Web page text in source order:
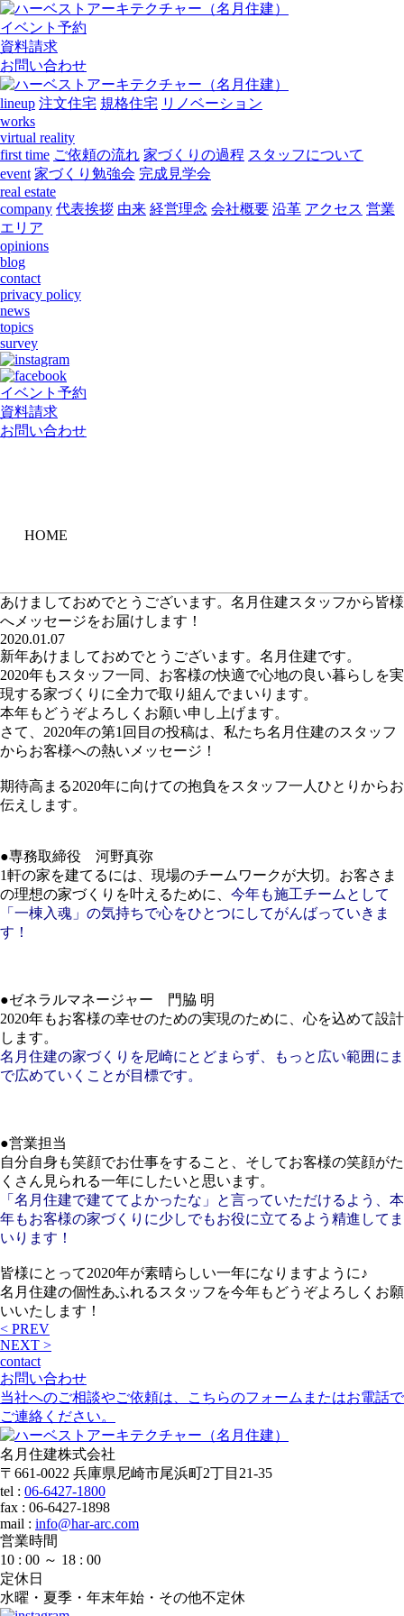
イベント予約
資料請求
お問い合わせ
lineup 注文住宅 規格住宅 リノベーション
works
virtual reality
first time ご依頼の流れ 家づくりの過程 スタッフについて
event 家づくり勉強会 完成見学会
real estate
company 代表挨拶 由来 経営理念 会社概要 沿革 アクセス 営業
エリア
opinions
blog
contact
privacy policy
news
topics
survey
イベント予約
資料請求
お問い合わせ
HOME
あけましておめでとうございます。名月住建スタッフから皆様
へメッセージをお届けします！
2020.01.07
新年あけましておめでとうございます。名月住建です。
2020年もスタッフ一同、お客様の快適で心地の良い暮らしを実
現する家づくりに全力で取り組んでまいります。
本年もどうぞよろしくお願い申し上げます。
さて、2020年の第1回目の投稿は、私たち名月住建のスタッフ
からお客様への熱いメッセージ！
期待高まる2020年に向けての抱負をスタッフ一人ひとりからお
伝えします。
●専務取締役 河野真弥
1軒の家を建てるには、現場のチームワークが大切。お客さま
の理想の家づくりを叶えるために、 今年も施工チームとして
「一棟入魂」 の気持ちで心をひとつにしてがんばっていきま
す！
●ゼネラルマネージャー 門脇 明
2020年もお客様の幸せのための実現のために、心を込めて設計
します。
名月住建の家づくりを尼崎にとどまらず、もっと広い範囲にま
で広めていくことが目標です。
●営業担当
自分自身も笑顔でお仕事をすること、そしてお客様の笑顔がた
くさん見られる一年にしたいと思います。
「名月住建で建ててよかったな」と言っていただけるよう、本
年もお客様の家づくりに少しでもお役に立てるよう精進してま
いります！
皆様にとって2020年が素晴らしい一年になりますように♪
名月住建の個性あふれるスタッフを今年もどうぞよろしくお願
いいたします！
< PREV
NEXT >
contact
お問い合わせ
当社へのご相談やご依頼は、こちらのフォームまたはお電話で
ご連絡ください。
名月住建株式会社
〒661-0022 兵庫県尼崎市尾浜町2丁目21-35
tel : 06-6427-1800
fax : 06-6427-1898
mail : info@har-arc.com
営業時間
10 : 00 ～ 18 : 00
定休日
水曜・夏季・年末年始・その他不定休